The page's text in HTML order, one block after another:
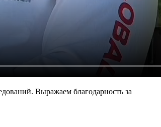
Выражаем благодарность за